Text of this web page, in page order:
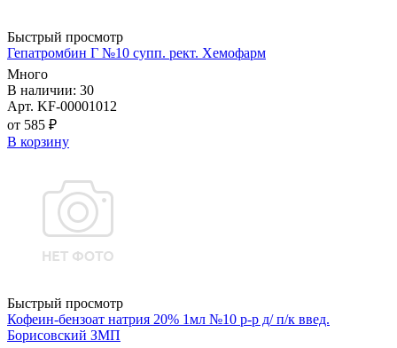
Быстрый просмотр
Гепатромбин Г №10 супп. рект. Хемофарм
Много
В наличии: 30
Арт. KF-00001012
от 585 ₽
В корзину
Быстрый просмотр
Кофеин-бензоат натрия 20% 1мл №10 р-р д/ п/к введ.
Борисовский ЗМП